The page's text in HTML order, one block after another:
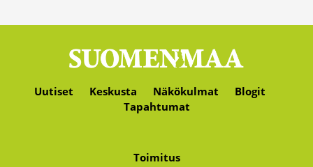
Uutiset Keskusta Näkökulmat
Blogit
Tapahtumat
Toimitus